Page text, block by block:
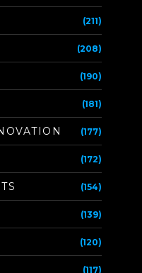
(211)
(208)
(190)
(181)
(177)
(172)
(154)
(139)
(120)
(117)